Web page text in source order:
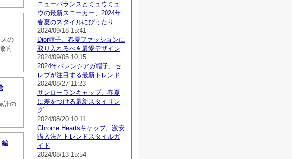
の
的
計の
編
ニューバランスとミュウミュ
ウの最新スニーカー、2024年
春夏のスタイルにぴったり
2024/09/18 15:41
Dior帽子、春夏ファッションに
取り入れるべき最愛デザイン
2024/09/05 10:15
2024年バレンシアガ帽子、セ
レブが注目する最新トレンド
2024/08/27 11:23
サンローランキャップ、春夏
に差をつける最新スタイリン
グ
2024/08/20 10:11
Chrome Heartsキャップ、激安
購入法とトレンドスタイルガ
イド
2024/08/13 15:54